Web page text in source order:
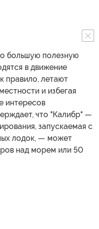
большую полезную
в движение
правило, летают
и избегая
интересов
что "Калибр" —
запускаемая с
лодок, — может
над морем или 50